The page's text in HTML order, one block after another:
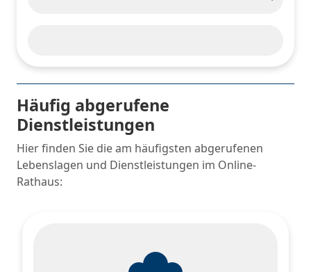
Häufig abgerufene
Dienstleistungen
Hier finden Sie die am häufigsten abgerufenen
Lebenslagen und Dienstleistungen im Online-
Rathaus: